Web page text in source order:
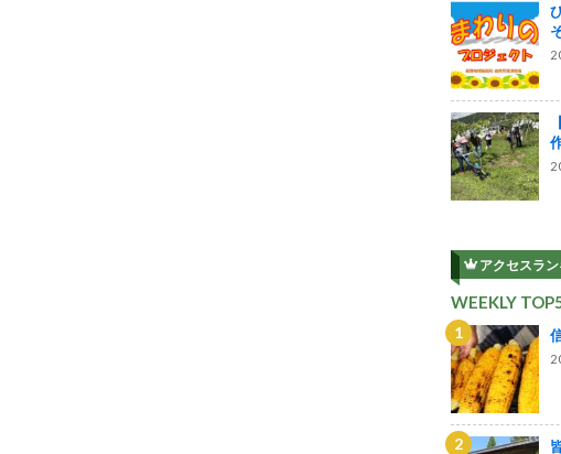
アクセスラ
WEEKLY